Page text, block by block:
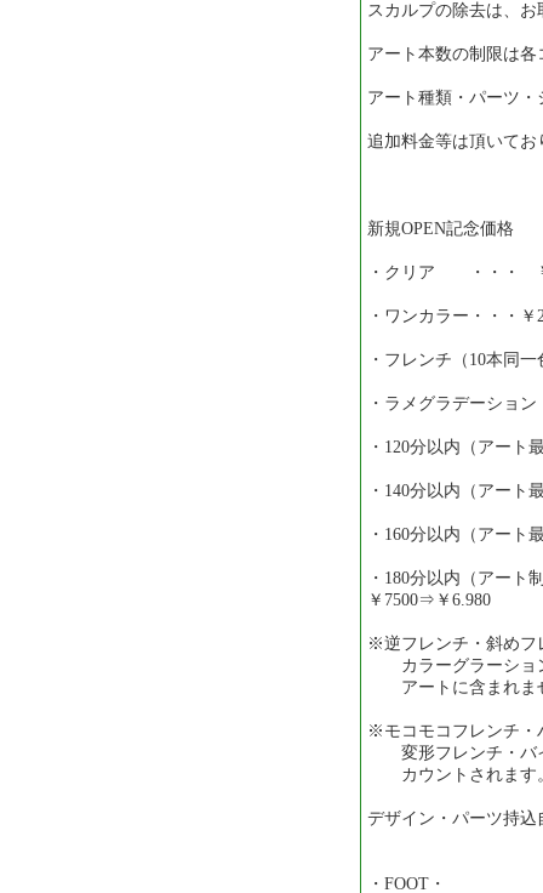
スカルプの除去は、
アート本数の制限は
アート種類・パーツ
追加料金等は頂いてお
新規OPEN記念価格
・クリア ・・・
・ワンカラー・・・￥
・フレンチ（10本同
・ラメグラデーショ
・120分以内（アート
・140分以内（アート
・160分以内（アート
・180分以内（アート
￥7500⇒￥6.980
※逆フレンチ・斜めフ
カラーグラーショ
アートに含まれま
※モコモコフレンチ・
変形フレンチ・バ
カウントされます
デザイン・パーツ持込
・FOOT・